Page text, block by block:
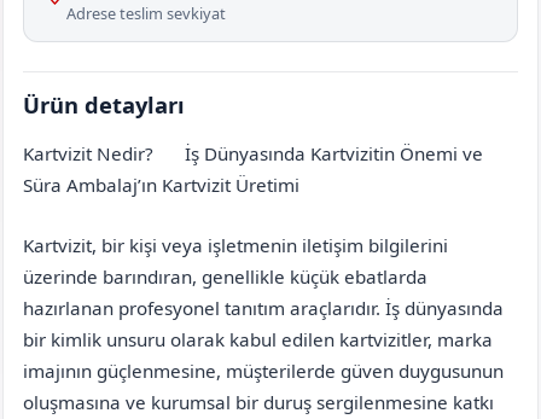
Adrese teslim sevkiyat
Ürün detayları
Kartvizit Nedir?
İş Dünyasında Kartvizitin Önemi ve
Süra Ambalaj’ın Kartvizit Üretimi
Kartvizit, bir kişi veya işletmenin iletişim bilgilerini
üzerinde barındıran, genellikle küçük ebatlarda
hazırlanan profesyonel tanıtım araçlarıdır. İş dünyasında
bir kimlik unsuru olarak kabul edilen kartvizitler, marka
imajının güçlenmesine, müşterilerde güven duygusunun
oluşmasına ve kurumsal bir duruş sergilenmesine katkı